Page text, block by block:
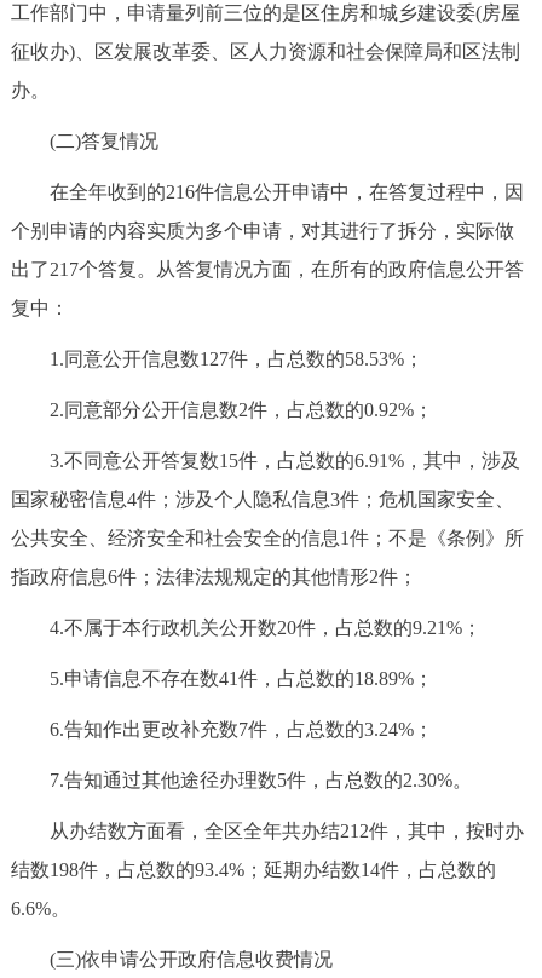
工作部门中，申请量列前三位的是区住房和城乡建设委(房屋
征收办)、区发展改革委、区人力资源和社会保障局和区法制
办。
(二)答复情况
在全年收到的216件信息公开申请中，在答复过程中，因
个别申请的内容实质为多个申请，对其进行了拆分，实际做
出了217个答复。从答复情况方面，在所有的政府信息公开答
复中：
1.同意公开信息数127件，占总数的58.53%；
2.同意部分公开信息数2件，占总数的0.92%；
3.不同意公开答复数15件，占总数的6.91%，其中，涉及
国家秘密信息4件；涉及个人隐私信息3件；危机国家安全、
公共安全、经济安全和社会安全的信息1件；不是《条例》所
指政府信息6件；法律法规规定的其他情形2件；
4.不属于本行政机关公开数20件，占总数的9.21%；
5.申请信息不存在数41件，占总数的18.89%；
6.告知作出更改补充数7件，占总数的3.24%；
7.告知通过其他途径办理数5件，占总数的2.30%。
从办结数方面看，全区全年共办结212件，其中，按时办
结数198件，占总数的93.4%；延期办结数14件，占总数的
6.6%。
(三)依申请公开政府信息收费情况